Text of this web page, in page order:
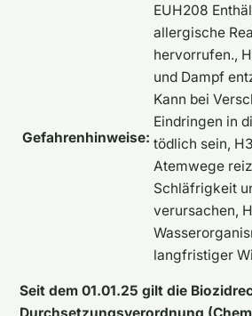
Gefahrenhinweise:
EUH208
allergische
hervorrufen.,
und Dampf
Kann bei
Eindringen in
tödlich sein,
Atemwege
Schläfrigkeit
verursachen,
langfristiger
Seit dem 01.01.25 gilt die
Durchsetzungsverordnung